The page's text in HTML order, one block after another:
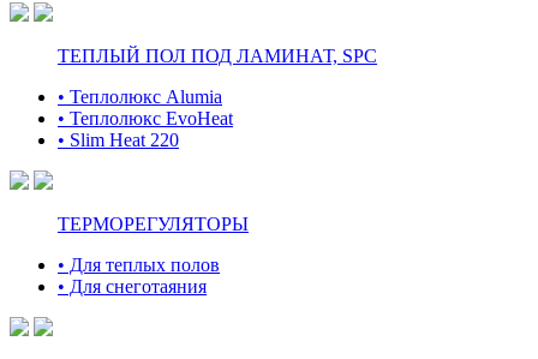
ТЕПЛЫЙ ПОЛ ПОД ЛАМИНАТ, SPC
• Теплолюкс Alumia
• Теплолюкс EvoHeat
• Slim Heat 220
ТЕРМОРЕГУЛЯТОРЫ
• Для теплых полов
• Для снеготаяния